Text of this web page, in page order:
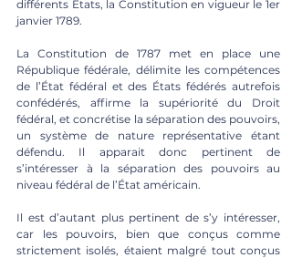
différents États, la Constitution en vigueur le 1er
janvier 1789.
La Constitution de 1787 met en place une
République fédérale, délimite les compétences
de l’État fédéral et des États fédérés autrefois
confédérés, affirme la supériorité du Droit
fédéral, et concrétise la séparation des pouvoirs,
un système de nature représentative étant
défendu. Il apparait donc pertinent de
s’intéresser à la séparation des pouvoirs au
niveau fédéral de l’État américain.
Il est d’autant plus pertinent de s’y intéresser,
car les pouvoirs, bien que conçus comme
strictement isolés, étaient malgré tout conçus